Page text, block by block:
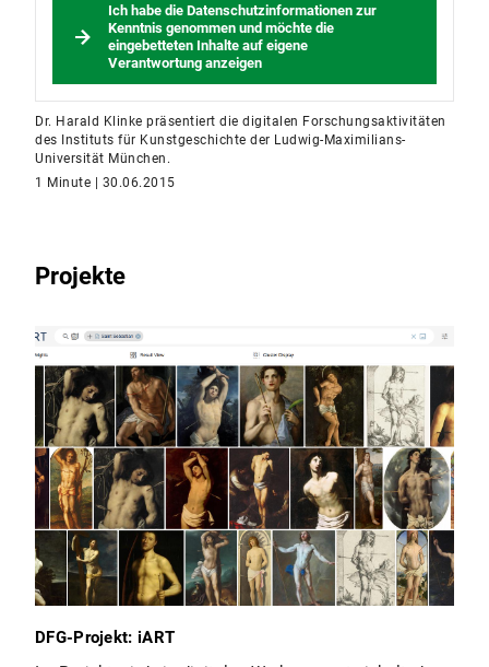
Ich habe die Datenschutzinformationen zur
Kenntnis genommen und möchte die
eingebetteten Inhalte auf eigene
Verantwortung anzeigen
Dr. Harald Klinke präsentiert die digitalen Forschungsaktivitäten
des Instituts für Kunstgeschichte der Ludwig-Maximilians-
Universität München.
1 Minute | 30.06.2015
Projekte
DFG-Projekt: iART